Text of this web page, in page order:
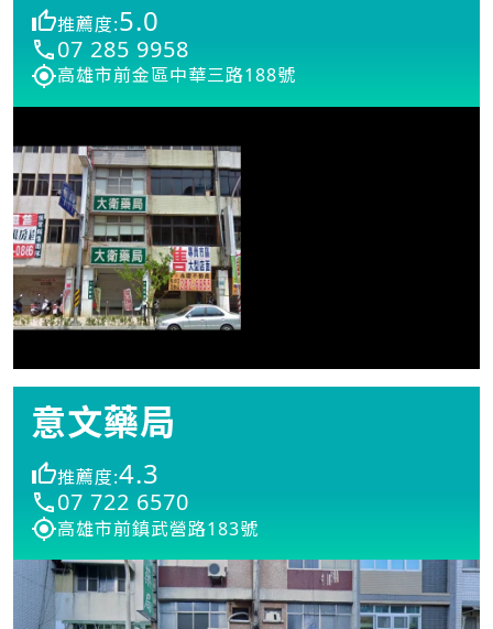
推薦度:5.0
07 285 9958
高雄市前金區中華三路188號
意文藥局
推薦度:4.3
07 722 6570
高雄市前鎮武營路183號